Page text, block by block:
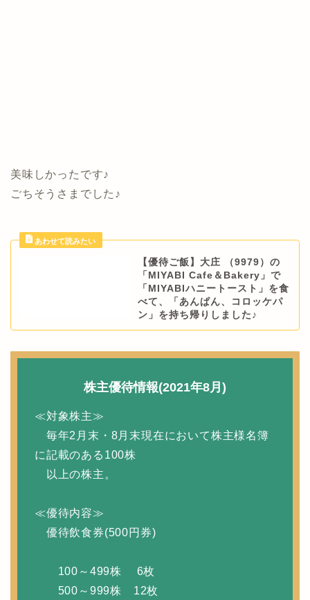
美味しかったです♪
ごちそうさまでした♪
【優待ご飯】大庄 （9979）の
「MIYABI Cafe＆Bakery」で
「MIYABIハニートースト」を食
べて、「あんぱん、コロッケパ
ン」を持ち帰りしました♪
株主優待情報(2021年8月)
≪対象株主≫
毎年2月末・8月末現在において株主様名簿
に記載のある100株
以上の株主。
≪優待内容≫
優待飲食券(500円券)
100～499株 6枚
500～999株 12枚